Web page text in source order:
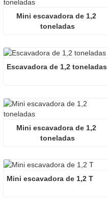
Mini escavadora de 1,2
toneladas
Escavadora de 1,2 toneladas
Mini escavadora de 1,2
toneladas
Mini escavadora de 1,2 T